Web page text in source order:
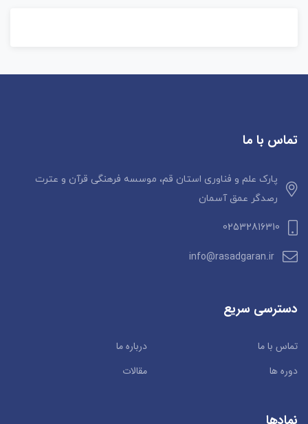
تماس با ما
پارک علم و فناوری استان قم، موسسه فرهنگی قرآن و عترت
رصدگر عمق آسمان
02532816310
info@rasadgaran.ir
دسترسی سریع
تماس با ما
درباره ما
دوره ها
مقالات